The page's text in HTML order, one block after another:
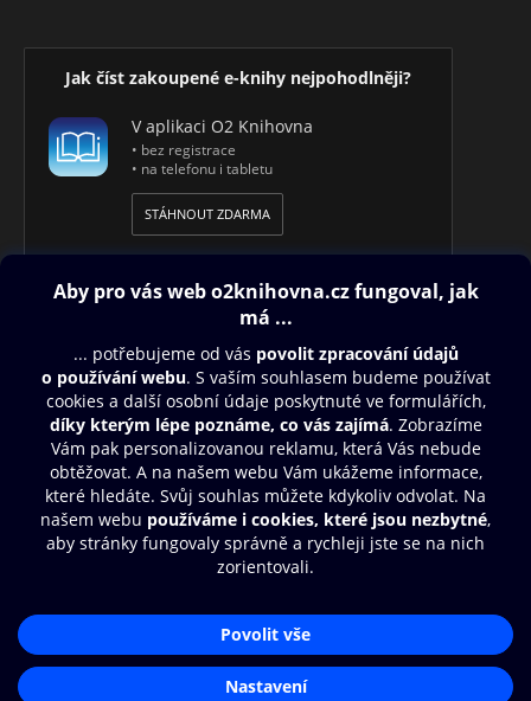
Jak číst zakoupené e-knihy nejpohodlněji?
V aplikaci O2 Knihovna
• bez registrace
• na telefonu i tabletu
STÁHNOUT ZDARMA
Obsah ke stažení
Moje O2 Knihovna
Další zábava
© O2 Czech Republic a.s.
Zásady zpracování osobních údajůAplikace O2 Knihovna
Čti a poslouchej své e-knihy a